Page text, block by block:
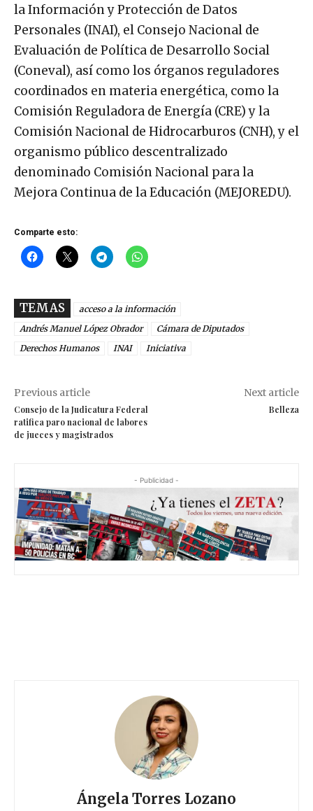
la Información y Protección de Datos
Personales (INAI), el Consejo Nacional de
Evaluación de Política de Desarrollo Social
(Coneval), así como los órganos reguladores
coordinados en materia energética, como la
Comisión Reguladora de Energía (CRE) y la
Comisión Nacional de Hidrocarburos (CNH), y el
organismo público descentralizado
denominado Comisión Nacional para la
Mejora Continua de la Educación (MEJOREDU).
Comparte esto:
TEMAS
acceso a la información
Andrés Manuel López Obrador
Cámara de Diputados
Derechos Humanos
INAI Iniciativa
Previous article
Consejo de la Judicatura Federal
ratifica paro nacional de labores
de jueces y magistrados
Next article
Belleza
- Publicidad -
Ángela Torres Lozano